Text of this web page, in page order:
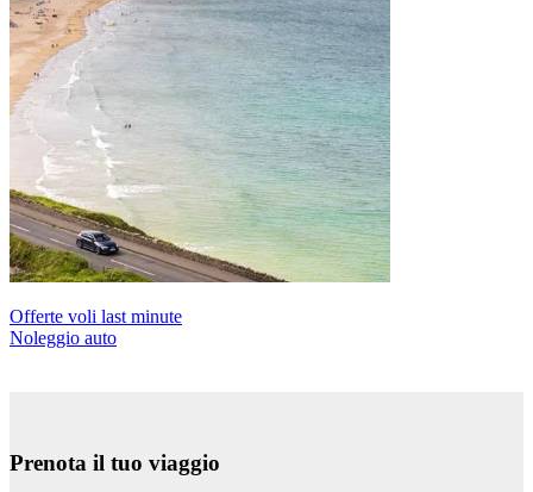
Offerte voli last minute
Noleggio auto
Prenota il tuo viaggio